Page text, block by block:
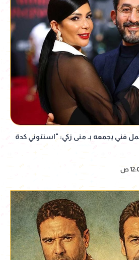
فني يجمعه بـ منى زكي: "استنوني كدة